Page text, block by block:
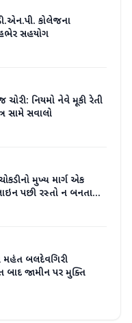
કોલેજના
સહયોગ
ચોરી: નિયમો નેવે મૂકી રેતી
સામે સવાલો
મુખ્ય માર્ગ એક
પછી રસ્તો ન બનતા
મહંત બલદેવગિરી
બાદ જામીન પર મુક્તિ